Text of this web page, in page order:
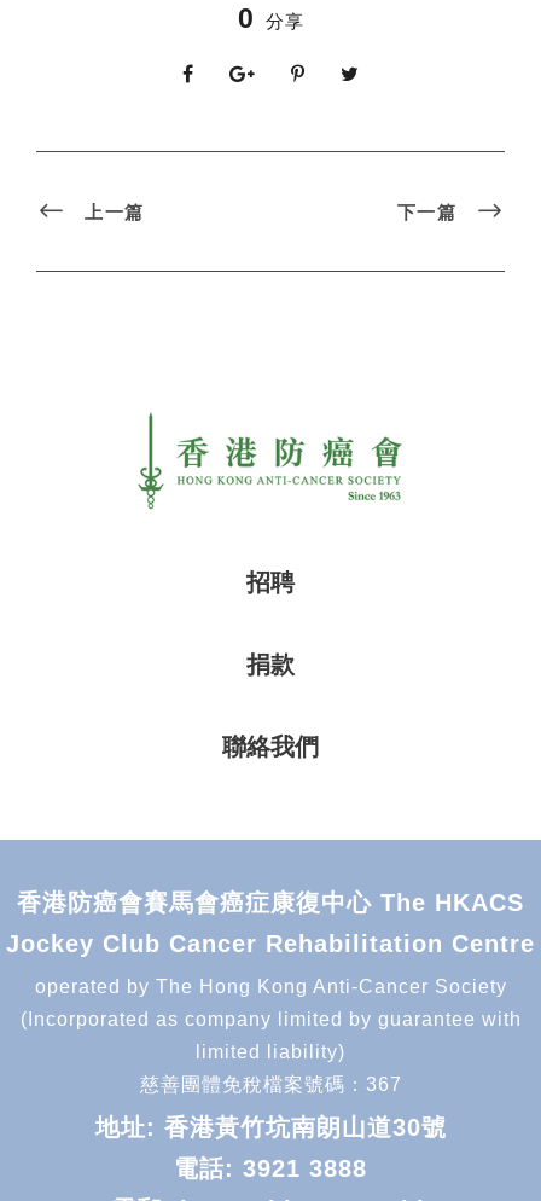
0 分享
上一篇 下一篇
招聘
捐款
聯絡我們
香港防癌會賽馬會癌症康復中心 The HKACS
Jockey Club Cancer Rehabilitation Centre
operated by The Hong Kong Anti-Cancer Society
(Incorporated as company limited by guarantee with
limited liability)
慈善團體免稅檔案號碼：367
地址: 香港黃竹坑南朗山道30號
電話: 3921 3888